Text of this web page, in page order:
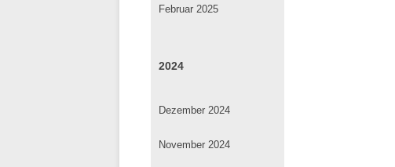
Februar 2025
2024
Dezember 2024
November 2024